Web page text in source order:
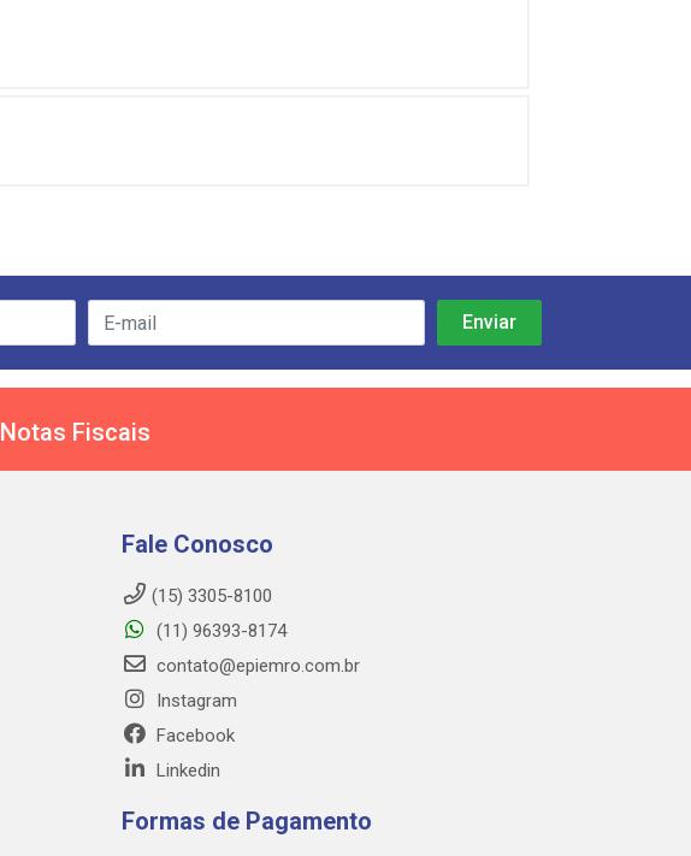
Notas Fiscais
Fale Conosco
(15) 3305-8100
(11) 96393-8174
contato@epiemro.com.br
Instagram
Facebook
Linkedin
Formas de Pagamento